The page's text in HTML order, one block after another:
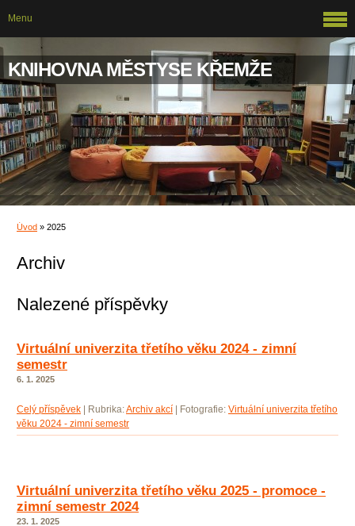
KNIHOVNA MĚSTYSE KŘEMŽE
Úvod » 2025
Archiv
Nalezené příspěvky
Virtuální univerzita třetího věku 2024 - zimní
semestr
6. 1. 2025
Celý příspěvek Rubrika:Archiv akcí Fotografie: Virtuální univerzita třetího
věku 2024 - zimní semestr
Virtuální univerzita třetího věku 2025 - promoce -
zimní semestr 2024
23. 1. 2025
Menu